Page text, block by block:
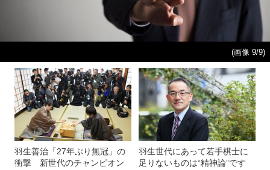
(画像 9/9)
羽生善治「27年ぶり無冠」の
衝撃 新世代のチャンピオン
羽生世代にあって若手棋士に
足りないものは“精神論”です